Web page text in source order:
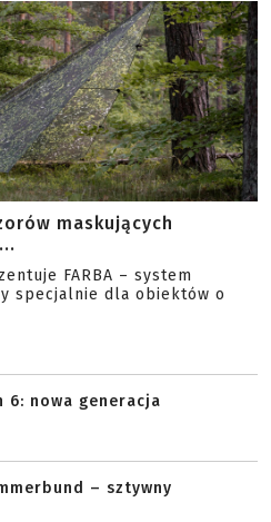
maskujących
FARBA – system
specjalnie dla obiektów o
6: nowa generacja
– sztywny